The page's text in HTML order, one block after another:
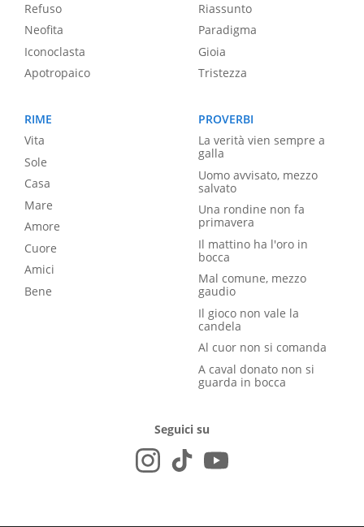
Refuso
Neofita
Iconoclasta
Apotropaico
Riassunto
Paradigma
Gioia
Tristezza
RIME
Vita
Sole
Casa
Mare
Amore
Cuore
Amici
Bene
PROVERBI
La verità vien sempre a
galla
Uomo avvisato, mezzo
salvato
Una rondine non fa
primavera
Il mattino ha l'oro in
bocca
Mal comune, mezzo
gaudio
Il gioco non vale la
candela
Al cuor non si comanda
A caval donato non si
guarda in bocca
Seguici su